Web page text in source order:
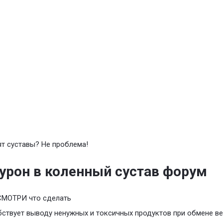
суставы? Не проблема!
в коленный сустав форум
что сделать
выводу ненужных и токсичных продуктов при обмене